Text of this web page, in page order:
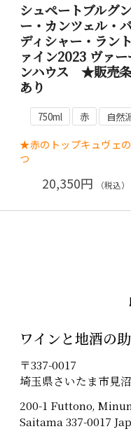
シュペートブルグ
ー・カンツェル・
ディシャー・ラン
ァイン2023 ヴァー
ンハウス ★販売
あり
750ml 赤 自然
★赤のトップキュヴェ
つ
20,350円 （税込）
ワインと地酒の
〒337-0017
埼玉県さいたま市見
200-1 Futtono,
Saitama 337-0017